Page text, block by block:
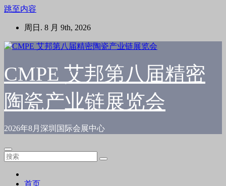
跳至内容
周日. 8 月 9th, 2026
CMPE 艾邦第八届精密
陶瓷产业链展览会
2026年8月深圳国际会展中心
首页